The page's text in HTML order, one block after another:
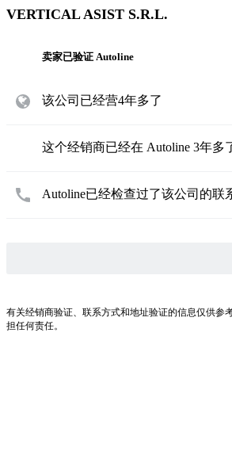
VERTICAL ASIST S.R.L.
卖家已验证 Autoline
该公司已经营4年多了
这个经销商已经在 Autoline 3年多
Autoline已经检查过了该公司的联
有关经销商验证、联系方式和地址验证的信息仅供参
担任何责任。